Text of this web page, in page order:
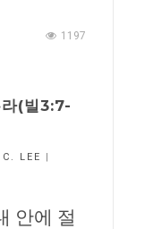
1197
(빌3:7-
LEE
|
안에 절